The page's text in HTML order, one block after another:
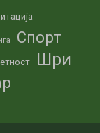
Спорт
Шри